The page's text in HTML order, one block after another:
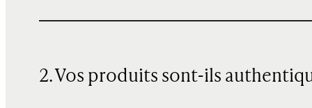
2. Vos produits sont-ils